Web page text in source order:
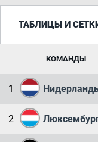
ТАБЛИЦЫ И
КОМАНДЫ
1
2